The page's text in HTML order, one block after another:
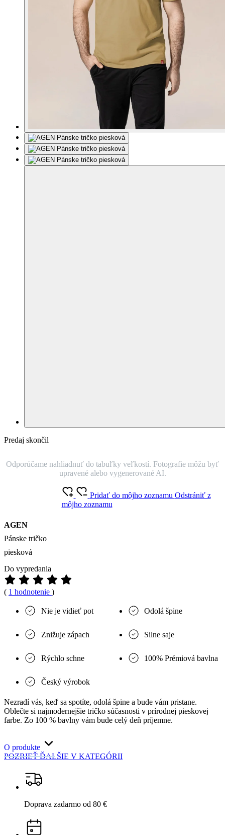
Predaj skončil
Odporúčame nahliadnuť do tabuľky veľkostí. Fotografie môžu byť
upravené alebo vygenerované AI.
AGEN
Pánske tričko
piesková
Pridať do môjho zoznamu Odstrániť z
môjho zoznamu
Do vypredania
( 1 hodnotenie )
Nie je vidieť pot Odolá špine
Znižuje zápach Silne saje
Rýchlo schne 100% Prémiová bavlna
Český výrobok
Nezradí vás, keď sa spotíte, odolá špine a bude vám pristane.
Oblečte si najmodernejšie tričko súčasnosti v prírodnej pieskovej
farbe. Zo 100 % bavlny vám bude celý deň príjemne.
O produkte
POZRIEŤ ĎALŠIE V KATEGÓRII
Doprava zadarmo od 80 €